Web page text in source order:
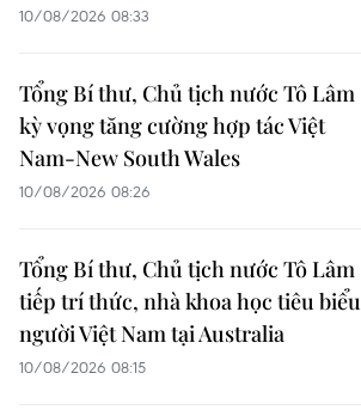
10/08/2026 08:33
Tổng Bí thư, Chủ tịch nước Tô Lâm
kỳ vọng tăng cường hợp tác Việt
Nam-New South Wales
10/08/2026 08:26
Tổng Bí thư, Chủ tịch nước Tô Lâm
tiếp trí thức, nhà khoa học tiêu biểu
người Việt Nam tại Australia
10/08/2026 08:15